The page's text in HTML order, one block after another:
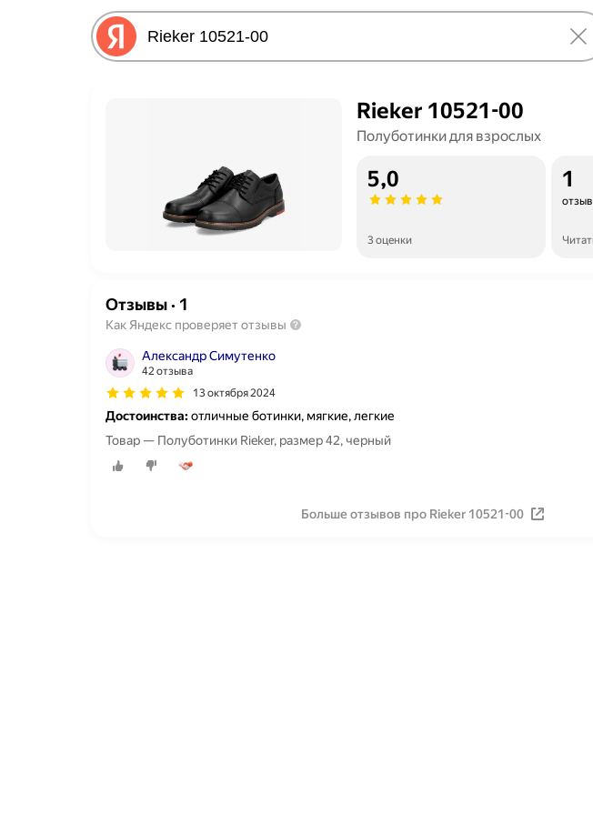
Rieker 10521-00
Полуботинки для взрослых
5,0
3 оценки
1
отзыв
Отзывы· 1
Как Яндекс проверяет отзывы
Александр Симутенко
42 отзыва
13 октября 2024
Достоинства:отличные ботинки, мягкие, легкие
Товар — Полуботинки Rieker, размер 42, черный
Больше отзывов про Rieker 10521-00